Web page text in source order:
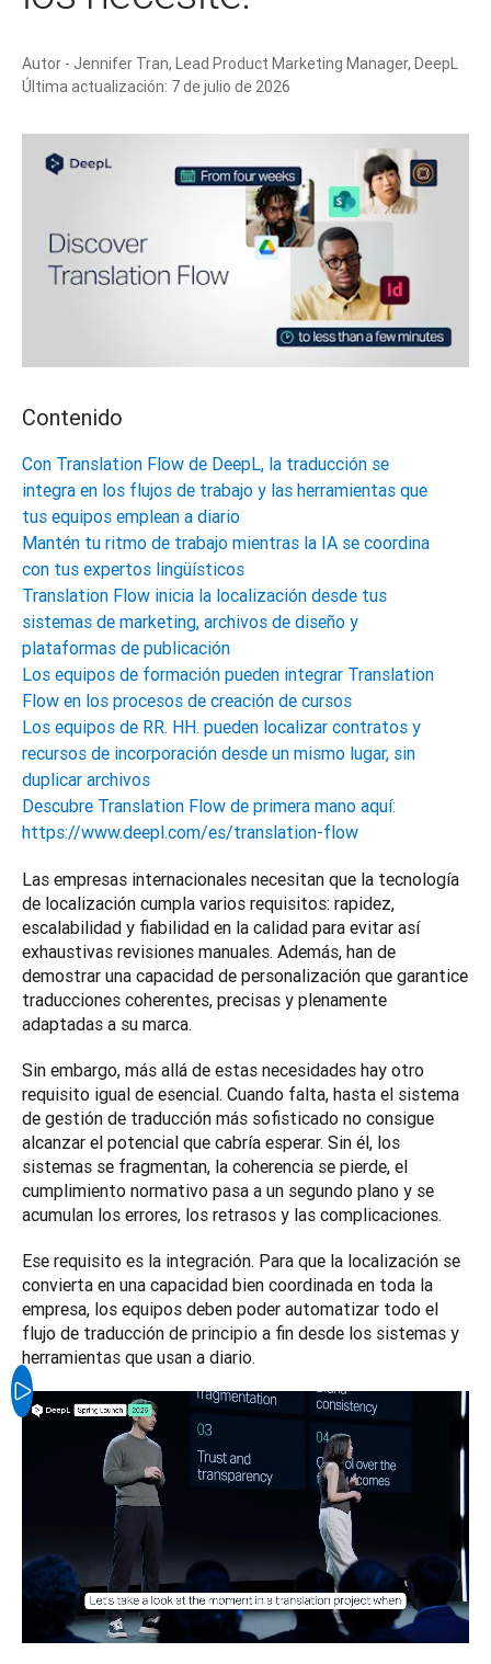
Autor - Jennifer Tran, Lead Product Marketing Manager, DeepL
Última actualización: 7 de julio de 2026
Contenido
Con Translation Flow de DeepL, la traducción se
integra en los flujos de trabajo y las herramientas que
tus equipos emplean a diario
Mantén tu ritmo de trabajo mientras la IA se coordina
con tus expertos lingüísticos
Translation Flow inicia la localización desde tus
sistemas de marketing, archivos de diseño y
plataformas de publicación
Los equipos de formación pueden integrar Translation
Flow en los procesos de creación de cursos
Los equipos de RR. HH. pueden localizar contratos y
recursos de incorporación desde un mismo lugar, sin
duplicar archivos
Descubre Translation Flow de primera mano aquí:
https://www.deepl.com/es/translation-flow
Las empresas internacionales necesitan que la tecnología
de localización cumpla varios requisitos: rapidez,
escalabilidad y fiabilidad en la calidad para evitar así
exhaustivas revisiones manuales. Además, han de
demostrar una capacidad de personalización que garantice
traducciones coherentes, precisas y plenamente
adaptadas a su marca.
Sin embargo, más allá de estas necesidades hay otro
requisito igual de esencial. Cuando falta, hasta el sistema
de gestión de traducción más sofisticado no consigue
alcanzar el potencial que cabría esperar. Sin él, los
sistemas se fragmentan, la coherencia se pierde, el
cumplimiento normativo pasa a un segundo plano y se
acumulan los errores, los retrasos y las complicaciones.
Ese requisito es la integración. Para que la localización se
convierta en una capacidad bien coordinada en toda la
empresa, los equipos deben poder automatizar todo el
flujo de traducción de principio a fin desde los sistemas y